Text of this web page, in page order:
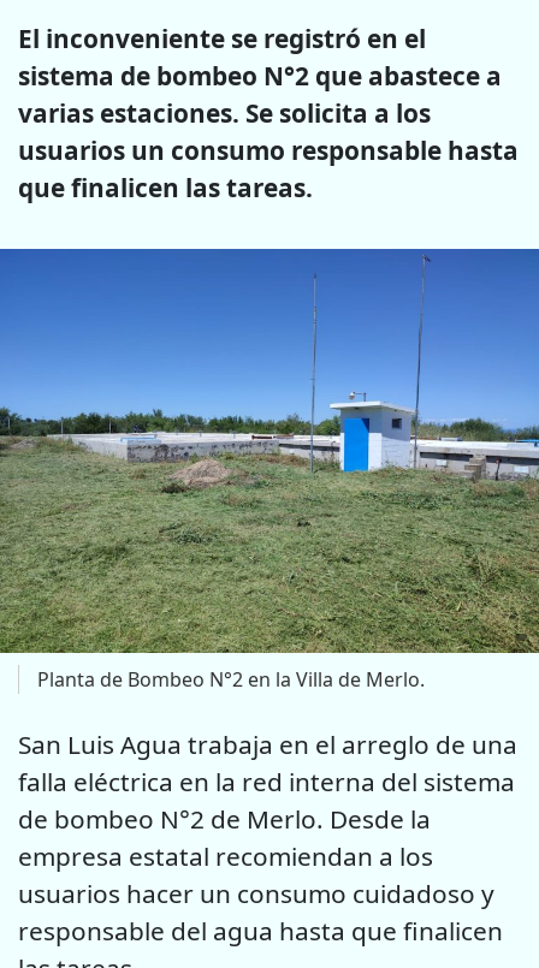
El inconveniente se registró en el
sistema de bombeo N°2 que abastece a
varias estaciones. Se solicita a los
usuarios un consumo responsable hasta
que finalicen las tareas.
Planta de Bombeo N°2 en la Villa de Merlo.
San Luis Agua trabaja en el arreglo de una
falla eléctrica en la red interna del sistema
de bombeo N°2 de Merlo. Desde la
empresa estatal recomiendan a los
usuarios hacer un consumo cuidadoso y
responsable del agua hasta que finalicen